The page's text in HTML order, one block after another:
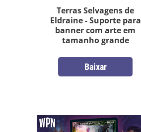
Terras Selvagens de
Eldraine - Suporte para
banner com arte em
tamanho grande
Baixar